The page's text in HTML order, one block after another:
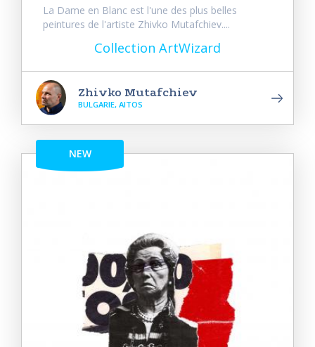
La Dame en Blanc est l'une des plus belles
peintures de l'artiste Zhivko Mutafchiev....
Collection ArtWizard
Zhivko Mutafchiev
BULGARIE, AITOS
NEW